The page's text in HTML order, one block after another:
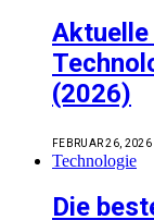
(2026)
FEBRUAR 26, 2026
Technologie
Die